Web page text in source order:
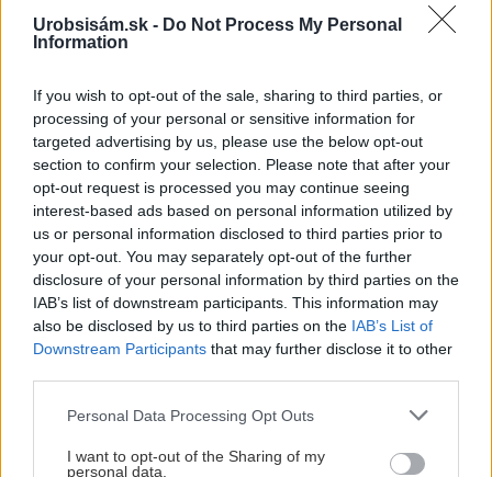
Urobsisám.sk - Do Not Process My Personal
Information
If you wish to opt-out of the sale, sharing to third parties, or
processing of your personal or sensitive information for
targeted advertising by us, please use the below opt-out
section to confirm your selection. Please note that after your
opt-out request is processed you may continue seeing
interest-based ads based on personal information utilized by
us or personal information disclosed to third parties prior to
your opt-out. You may separately opt-out of the further
disclosure of your personal information by third parties on the
IAB’s list of downstream participants. This information may
also be disclosed by us to third parties on the IAB’s List of
Downstream Participants that may further disclose it to other
Please note that this website/app uses one or more Google
not limited to your visit or usage behaviour. You may click to
Personal Data Processing Opt Outs
I want to opt-out of the Sharing of my
personal data.
ktorá pritiahne pohľady?
Vyrobte si takéto masívne
orechové svietidlo
potrubia v
ako to vyriešiť
NAJČÍTANEJŠIE
TÝŽDEŇ MESIAC
Trvalky, ktoré znesú sucho a teplo? Tieto
vysaďte na miesta, na ktoré slnko svieti celý
deň
Dom s ukážkovou záhradou: Majitelia mali pri